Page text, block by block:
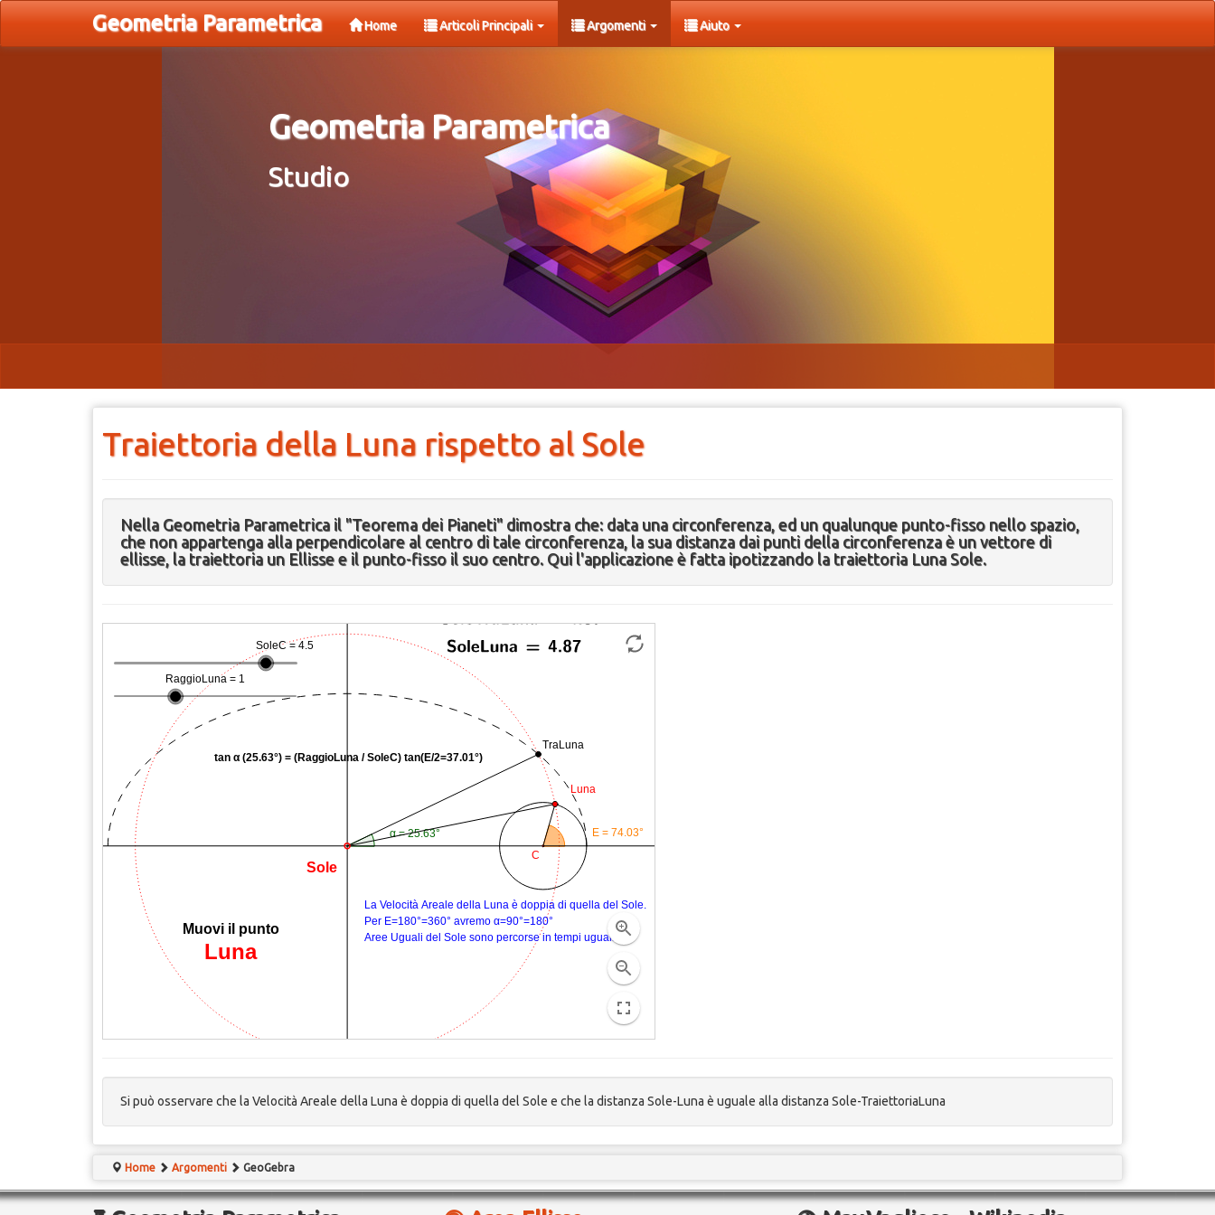
Geometria Parametrica Home Articoli Principali Argomenti Aiuto
Geometria Parametrica
Studio
Traiettoria della Luna rispetto al Sole
Nella Geometria Parametrica il "Teorema dei Pianeti" dimostra che: data una circonferenza, ed un qualunque punto-fisso nello spazio,
che non appartenga alla perpendicolare al centro di tale circonferenza, la sua distanza dai punti della circonferenza è un vettore di
ellisse, la traiettoria un Ellisse e il punto-fisso il suo centro. Qui l'applicazione è fatta ipotizzando la traiettoria Luna Sole.
Si può osservare che la Velocità Areale della Luna è doppia di quella del Sole e che la distanza Sole-Luna è uguale alla distanza Sole-TraiettoriaLuna
Home Argomenti GeoGebra